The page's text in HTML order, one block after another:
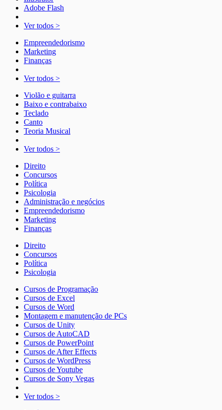
Adobe Flash
Ver todos >
Empreendedorismo
Marketing
Finanças
Ver todos >
Violão e guitarra
Baixo e contrabaixo
Teclado
Canto
Teoria Musical
Ver todos >
Direito
Concursos
Política
Psicologia
Administração e negócios
Empreendedorismo
Marketing
Finanças
Direito
Concursos
Política
Psicologia
Cursos de Programação
Cursos de Excel
Cursos de Word
Montagem e manutenção de PCs
Cursos de Unity
Cursos de AutoCAD
Cursos de PowerPoint
Cursos de After Effects
Cursos de WordPress
Cursos de Youtube
Cursos de Sony Vegas
Ver todos >